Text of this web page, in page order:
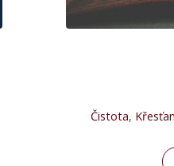
Čistota,